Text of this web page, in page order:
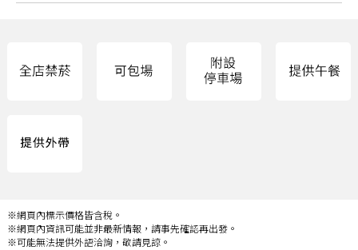
※網頁內標示價格皆含稅。
※網頁內資訊可能並非最新情報，請事先確認再出發。
※可能無法提供外語洽詢，敬請見諒。